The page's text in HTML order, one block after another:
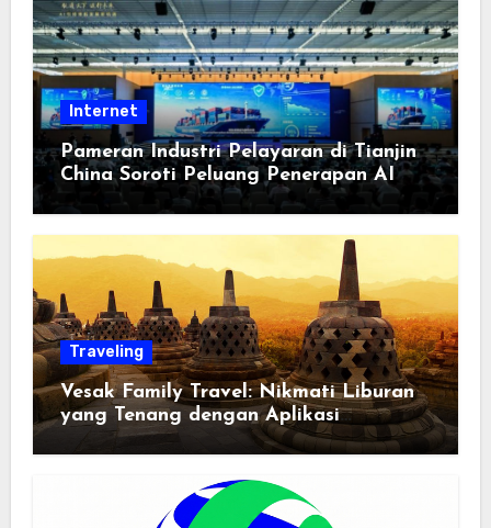
Internet
Pameran Industri Pelayaran di Tianjin
China Soroti Peluang Penerapan AI
Traveling
Vesak Family Travel: Nikmati Liburan
yang Tenang dengan Aplikasi
Pemindai PDF